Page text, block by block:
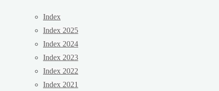
Index
Index 2025
Index 2024
Index 2023
Index 2022
Index 2021